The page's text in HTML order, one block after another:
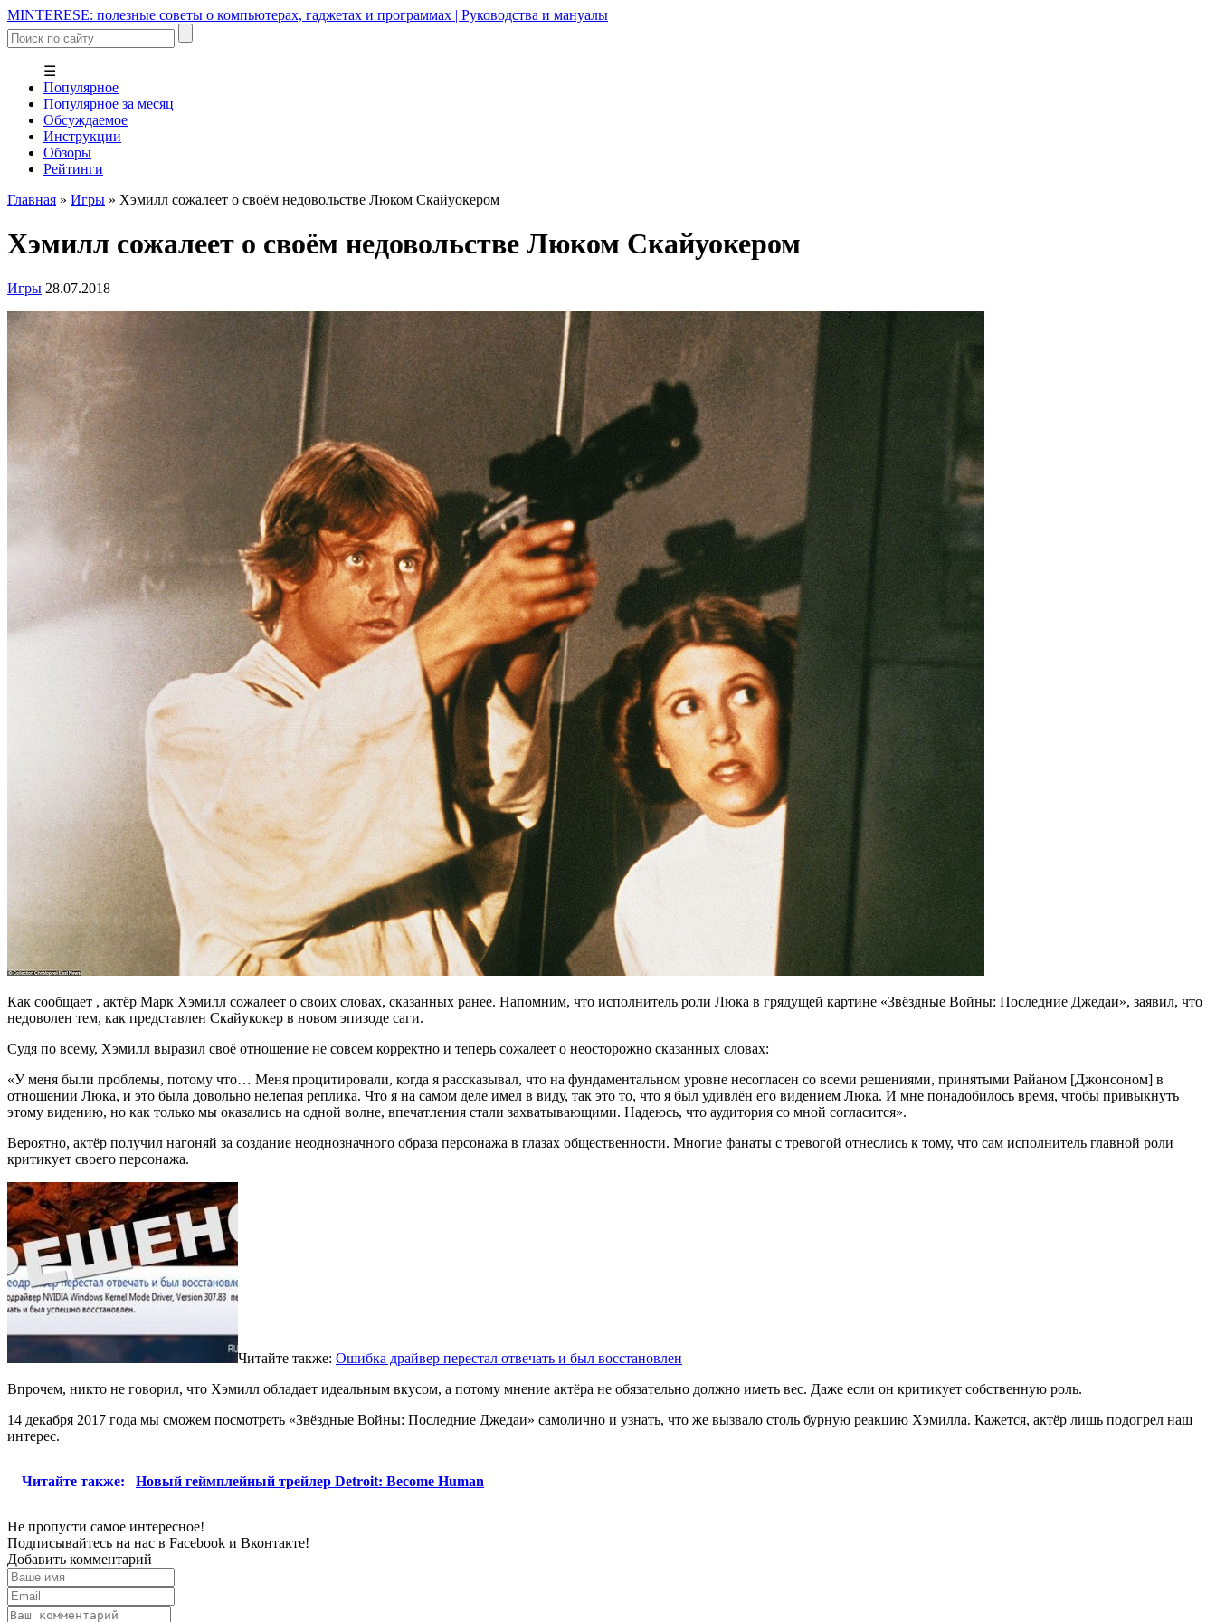
MINTERESE: полезные советы о компьютерах, гаджетах и программах | Руководства и мануалы
☰
Популярное
Популярное за месяц
Обсуждаемое
Инструкции
Обзоры
Рейтинги
Главная » Игры » Хэмилл сожалеет о своём недовольстве Люком Скайуокером
Хэмилл сожалеет о своём недовольстве Люком Скайуокером
Игры 28.07.2018
Как сообщает , актёр Марк Хэмилл сожалеет о своих словах, сказанных ранее. Напомним, что исполнитель роли Люка в грядущей картине «Звёздные Войны: Последние Джедаи», заявил, что
недоволен тем, как представлен Скайукокер в новом эпизоде саги.
Судя по всему, Хэмилл выразил своё отношение не совсем корректно и теперь сожалеет о неосторожно сказанных словах:
«У меня были проблемы, потому что… Меня процитировали, когда я рассказывал, что на фундаментальном уровне несогласен со всеми решениями, принятыми Райаном [Джонсоном] в
отношении Люка, и это была довольно нелепая реплика. Что я на самом деле имел в виду, так это то, что я был удивлён его видением Люка. И мне понадобилось время, чтобы привыкнуть
этому видению, но как только мы оказались на одной волне, впечатления стали захватывающими. Надеюсь, что аудитория со мной согласится».
Вероятно, актёр получил нагоняй за создание неоднозначного образа персонажа в глазах общественности. Многие фанаты с тревогой отнеслись к тому, что сам исполнитель главной роли
критикует своего персонажа.
Читайте также: Ошибка драйвер перестал отвечать и был восстановлен
Впрочем, никто не говорил, что Хэмилл обладает идеальным вкусом, а потому мнение актёра не обязательно должно иметь вес. Даже если он критикует собственную роль.
14 декабря 2017 года мы сможем посмотреть «Звёздные Войны: Последние Джедаи» самолично и узнать, что же вызвало столь бурную реакцию Хэмилла. Кажется, актёр лишь подогрел наш
интерес.
Читайте также: Новый геймплейный трейлер Detroit: Become Human
Не пропусти самое интересное!
Подписывайтесь на нас в Facebook и Вконтакте!
Добавить комментарий